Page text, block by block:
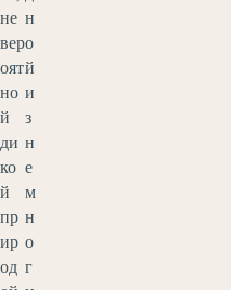
не
вер
оят
но
й
ди
ко
й
пр
ир
од
н
о
й
и
з
н
е
м
н
о
г